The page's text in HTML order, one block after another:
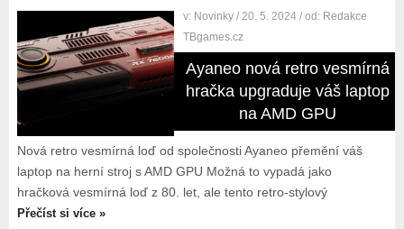
v: Novinky / 20. 5. 2024 / od: Redakce
TBgames.cz
Ayaneo nová retro vesmírná
hračka upgraduje váš laptop
na AMD GPU
Nová retro vesmírná loď od společnosti Ayaneo přemění váš
laptop na herní stroj s AMD GPU Možná to vypadá jako
hračková vesmírná loď z 80. let, ale tento retro-stylový
Přečíst si více »